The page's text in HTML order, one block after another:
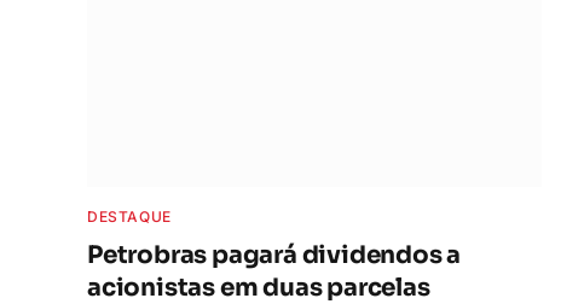
DESTAQUE
Petrobras pagará dividendos a
acionistas em duas parcelas